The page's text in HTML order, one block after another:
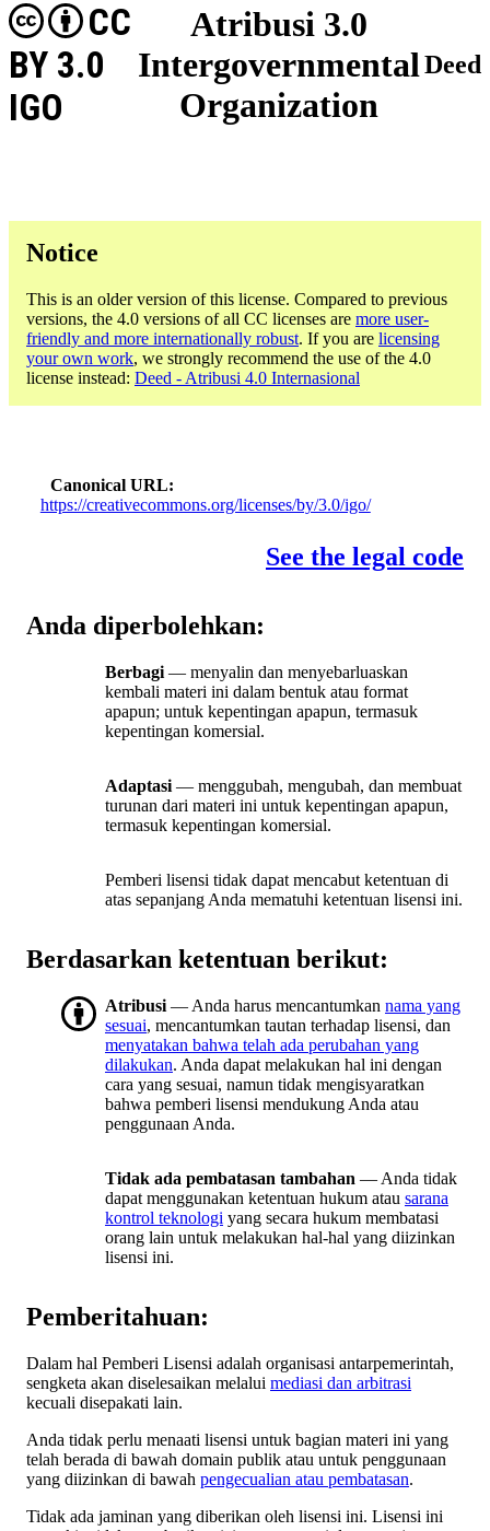
Atribusi 3.0
Intergovernmental
Organization
CC
BY 3.0
IGO
Deed
Notice
This is an older version of this license. Compared to previous
versions, the 4.0 versions of all CC licenses are more user-
friendly and more internationally robust. If you are licensing
your own work, we strongly recommend the use of the 4.0
license instead: Deed - Atribusi 4.0 Internasional
Canonical URL
https://creativecommons.org/licenses/by/3.0/igo/
See the legal code
Anda diperbolehkan:
Berbagi — menyalin dan menyebarluaskan
kembali materi ini dalam bentuk atau format
apapun; untuk kepentingan apapun, termasuk
kepentingan komersial.
Adaptasi — menggubah, mengubah, dan membuat
turunan dari materi ini untuk kepentingan apapun,
termasuk kepentingan komersial.
Pemberi lisensi tidak dapat mencabut ketentuan di
atas sepanjang Anda mematuhi ketentuan lisensi ini.
Berdasarkan ketentuan berikut:
Atribusi — Anda harus mencantumkan nama yang
sesuai, mencantumkan tautan terhadap lisensi, dan
menyatakan bahwa telah ada perubahan yang
dilakukan. Anda dapat melakukan hal ini dengan
cara yang sesuai, namun tidak mengisyaratkan
bahwa pemberi lisensi mendukung Anda atau
penggunaan Anda.
Tidak ada pembatasan tambahan — Anda tidak
dapat menggunakan ketentuan hukum atau sarana
kontrol teknologi yang secara hukum membatasi
orang lain untuk melakukan hal-hal yang diizinkan
lisensi ini.
Pemberitahuan:
Dalam hal Pemberi Lisensi adalah organisasi antarpemerintah,
sengketa akan diselesaikan melalui mediasi dan arbitrasi
kecuali disepakati lain.
Anda tidak perlu menaati lisensi untuk bagian materi ini yang
telah berada di bawah domain publik atau untuk penggunaan
yang diizinkan di bawah pengecualian atau pembatasan.
Tidak ada jaminan yang diberikan oleh lisensi ini. Lisensi ini